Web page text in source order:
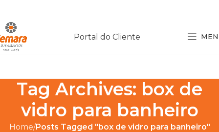
Portal do Cliente
Tag Archives: box de
vidro para banheiro
Home Posts Tagged "box de vidro para banheiro"
,